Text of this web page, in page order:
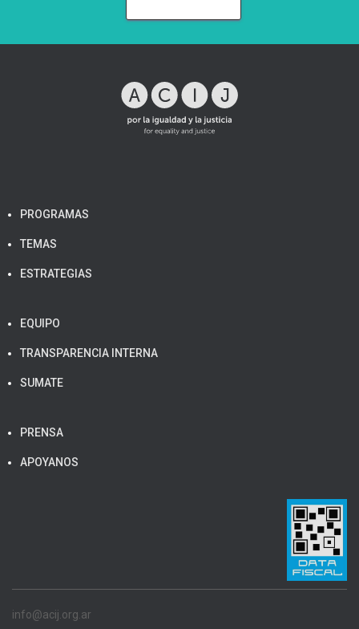
PROGRAMAS
TEMAS
ESTRATEGIAS
EQUIPO
TRANSPARENCIA INTERNA
SUMATE
PRENSA
APOYANOS
info@acij.org.ar